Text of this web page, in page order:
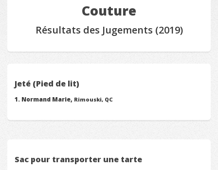
Couture
Résultats des Jugements (2019)
Jeté (Pied de lit)
Normand Marie, Rimouski, QC
Sac pour transporter une tarte